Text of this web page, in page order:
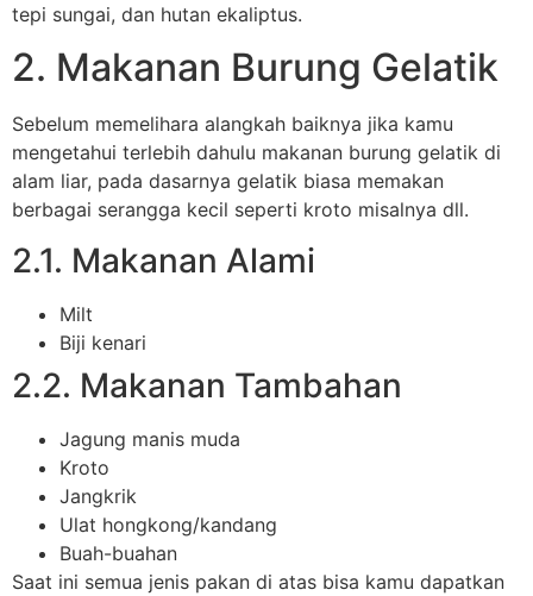
tepi sungai, dan hutan ekaliptus.
2. Makanan Burung Gelatik
Sebelum memelihara alangkah baiknya jika kamu
mengetahui terlebih dahulu makanan burung gelatik di
alam liar, pada dasarnya gelatik biasa memakan
berbagai serangga kecil seperti kroto misalnya dll.
2.1. Makanan Alami
Milt
Biji kenari
2.2. Makanan Tambahan
Jagung manis muda
Kroto
Jangkrik
Ulat hongkong/kandang
Buah-buahan
Saat ini semua jenis pakan di atas bisa kamu dapatkan